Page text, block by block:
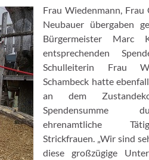
Frau Wiedenmann, Frau
Neubauer übergaben
Bürgermeister Marc
entsprechenden
Schulleiterin Frau
Schambeck hatte
an dem
Spendensumme
ehrenamtliche
Strickfrauen. „Wir sind
diese großzügige